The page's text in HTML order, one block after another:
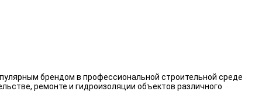
брендом в профессиональной строительной среде
ремонте и гидроизоляции объектов различного